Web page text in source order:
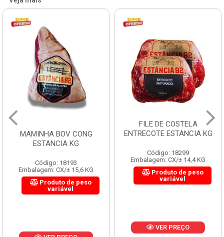
MAMINHA BOV CONG
ESTANCIA KG
Código: 18193
Embalagem: CX/± 15,6 KG
Produto de peso
variável
FILE DE COSTELA
ENTRECOTE ESTANCIA KG
Código: 18299
Embalagem: CX/± 14,4 KG
Produto de peso
variável
VER PREÇO